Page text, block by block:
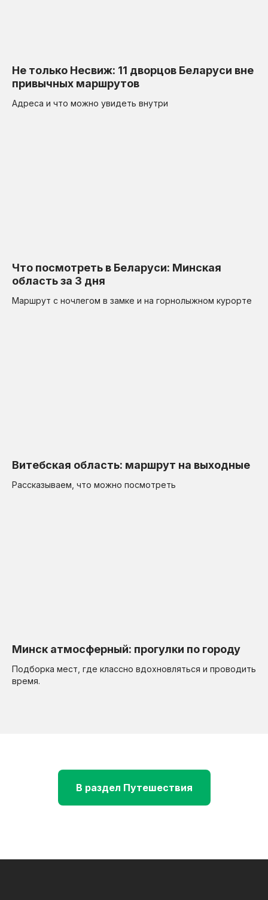
Не только Несвиж: 11 дворцов Беларуси вне
привычных маршрутов
Адреса и что можно увидеть внутри
Что посмотреть в Беларуси: Минская
область за 3 дня
Маршрут с ночлегом в замке и на горнолыжном курорте
Витебская область: маршрут на выходные
Рассказываем, что можно посмотреть
Минск атмосферный: прогулки по городу
Подборка мест, где классно вдохновляться и проводить
время.
В раздел Путешествия